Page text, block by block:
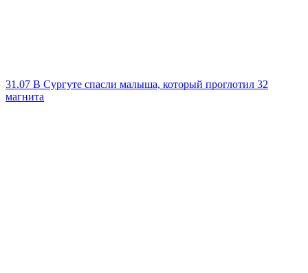
31.07 В Сургуте спасли малыша, который проглотил 32
магнита